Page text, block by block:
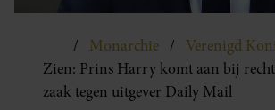
Monarchie
Verenigd
Zien: Prins Harry komt aan bij
zaak tegen uitgever Daily Mail